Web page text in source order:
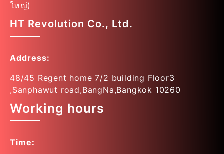
ใหญ่)
HT Revolution Co., Ltd.
Address:
48/45 Regent home 7/2 building Floor3
,Sanphawut road,BangNa,Bangkok 10260
Working hours
Time: